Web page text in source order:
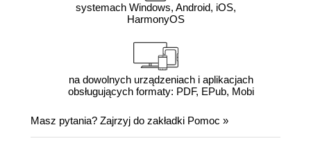
systemach Windows, Android, iOS,
HarmonyOS
na dowolnych urządzeniach i aplikacjach
obsługujących formaty: PDF, EPub, Mobi
Masz pytania? Zajrzyj do zakładki Pomoc »